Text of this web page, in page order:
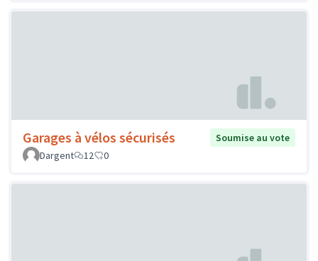
Garages à vélos sécurisés
Soumise au vote
Dargent
12 0